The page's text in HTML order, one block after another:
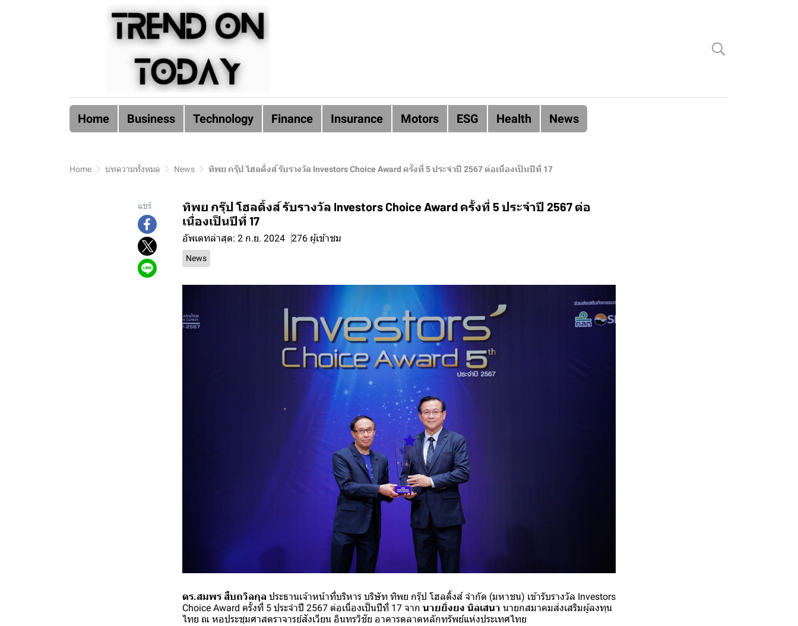
Home Business Technology Finance Insurance Motors ESG Health News
Home บทความทั้งหมด News ทิพย กรุ๊ป โฮลดิ้งส์ รับรางวัล Investors Choice Award ครั้งที่ 5 ประจำปี 2567 ต่อเนื่องเป็นปีที่ 17
แชร์
ทิพย กรุ๊ป โฮลดิ้งส์ รับรางวัล Investors Choice Award ครั้งที่ 5 ประจำปี 2567 ต่อ
เนื่องเป็นปีที่ 17
อัพเดทล่าสุด: 2 ก.ย. 2024 276 ผู้เข้าชม
News
ดร.สมพร สืบถวิลกุล ประธานเจ้าหน้าที่บริหาร บริษัท ทิพย กรุ๊ป โฮลดิ้งส์ จำกัด (มหาชน) เข้ารับรางวัล Investors
Choice Award ครั้งที่ 5 ประจำปี 2567 ต่อเนื่องเป็นปีที่ 17 จาก นายยิ่งยง นิลเสนา นายกสมาคมส่งเสริมผู้ลงทุน
ไทย ณ หอประชุมศาสตราจารย์สังเวียน อินทรวิชัย อาคารตลาดหลักทรัพย์แห่งประเทศไทย